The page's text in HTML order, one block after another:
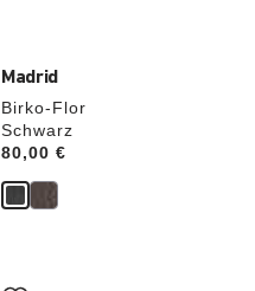
Madrid
Birko-Flor
Schwarz
Price:
80,00 €